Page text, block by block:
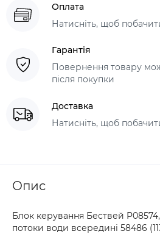
Оплата
Натисніть, щоб
Гарантія
Повернення товару
після покупки
Доставка
Натисніть, щоб
Опис
Блок керування Бествей
потоки води всередині 58486